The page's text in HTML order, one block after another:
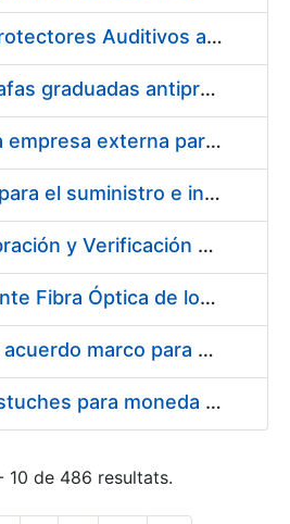
Suministro de Protectores Auditivos a medida para las personas trabajadoras de los Centros de Trabajo de Madrid y Burgos
Suministro de gafas graduadas antiproyecciones para los trabajadores de la FNMT-RCM en los centros de trabajo de Madrid y Burgos
Servicios de una empresa externa para el asesoramiento y resolución de los recursos de alzada que se presentan relacionados con procesos de selección para la FNMT-RCM
Acuerdo marco para el suministro e instalación de persianas, estores y otros complementos
Servicio de Calibración y Verificación Externa de los Equipos de Medición del Servicio de Prevención de la FNMT-RCM
Conexión mediante Fibra Óptica de los Centros de Proceso de Datos (CPDs) de las sedes de la FNMT-RCM de Burgos y Madrid
Contratación de acuerdo marco para el Suministro de Material de Electricidad para la Fábrica Nacional de Moneda y Timbre-Real Casa de la Moneda en su centro de trabajo de Burgos
Suministro de estuches para moneda de 30 €
10 de 486 resultats.